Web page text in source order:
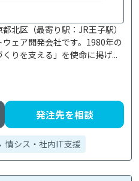
北区（最寄り駅：JR王子駅）
ェア開発会社です。1980年の
りを支える」を使命に掲げ...
発注先を相談
情シス・社内IT支援